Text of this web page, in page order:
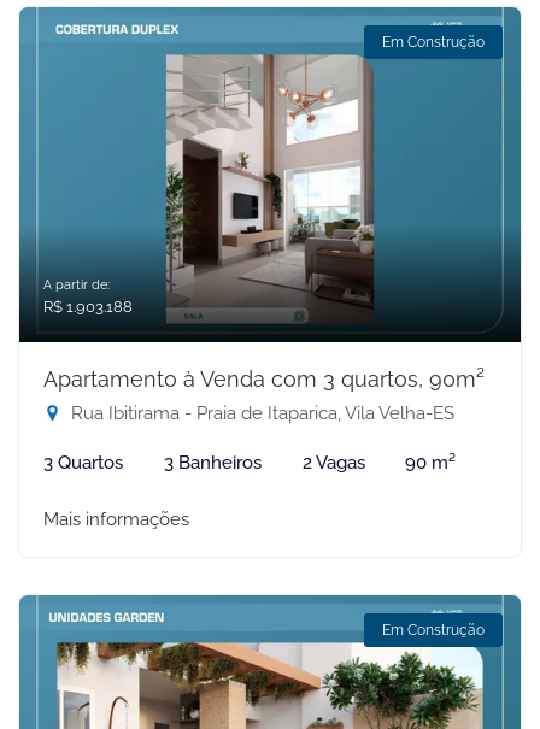
Em Construção
A partir de:
R$ 1.903.188
Apartamento à Venda com 3 quartos, 90m²
Rua Ibitirama - Praia de Itaparica, Vila Velha-ES
3 Quartos 3 Banheiros 2 Vagas 90 m²
Mais informações
Em Construção